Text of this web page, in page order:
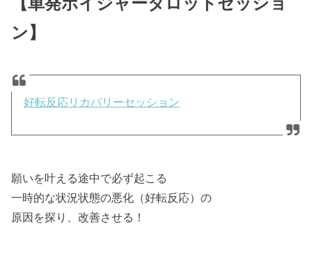
ン】
好転反応リカバリーセッション
願いを叶える途中で必ず起こる
一時的な状況状態の悪化（好転反応）の
原因を探り、改善させる！